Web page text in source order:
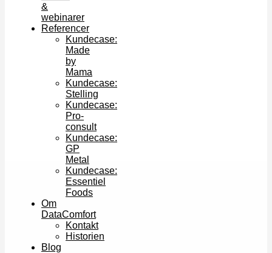
&
webinarer
Referencer
Kundecase:
Made
by
Mama
Kundecase:
Stelling
Kundecase:
Pro-
consult
Kundecase:
GP
Metal
Kundecase:
Essentiel
Foods
Om
DataComfort
Kontakt
Historien
Blog